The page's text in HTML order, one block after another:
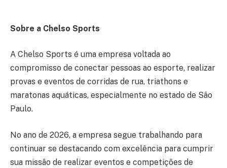
Sobre a Chelso Sports
A Chelso Sports é uma empresa voltada ao
compromisso de conectar pessoas ao esporte, realizar
provas e eventos de corridas de rua, triathons e
maratonas aquáticas, especialmente no estado de São
Paulo.
No ano de 2026, a empresa segue trabalhando para
continuar se destacando com excelência para cumprir
sua missão de realizar eventos e competições de